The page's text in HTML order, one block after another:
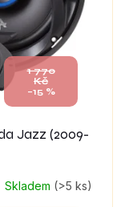
1 770
Kč
–15 %
Jazz (2009-
Skladem (>5 ks)